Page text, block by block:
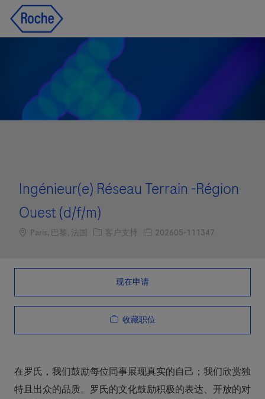
Ingénieur(e) Réseau Terrain -Région
Ouest (d/f/m)
Location
Paris, 巴黎, 法国 职位类别
客户支持 职位编号
202605-111347
现在申请
收藏职位
在罗氏，我们鼓励每位同事展现真实的自己；我们欣赏独
特且出众的品质。罗氏的文化鼓励积极的表达、开放的对